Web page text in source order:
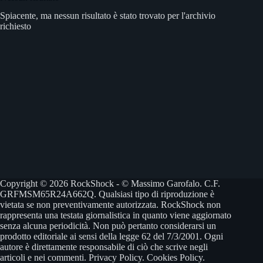
Spiacente, ma nessun risultato è stato trovato per l'archivio
richiesto
Copyright © 2026 RockShock - © Massimo Garofalo. C.F.
GRFMSM65R24A662Q. Qualsiasi tipo di riproduzione è
vietata se non preventivamente autorizzata. RockShock non
rappresenta una testata giornalistica in quanto viene aggiornato
senza alcuna periodicità. Non può pertanto considerarsi un
prodotto editoriale ai sensi della legge 62 del 7/3/2001. Ogni
autore è direttamente responsabile di ciò che scrive negli
articoli e nei commenti. Privacy Policy. Cookies Policy.